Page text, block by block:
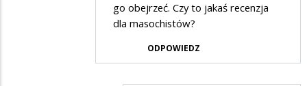
odpowiedzi
go obejrzeć. Czy to jakaś recenzja
dla masochistów?
ODPOWIEDZ